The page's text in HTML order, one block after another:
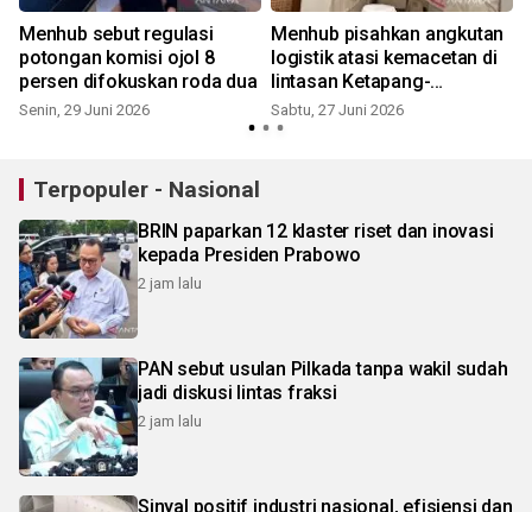
Menhub sebut regulasi
potongan komisi ojol 8
persen difokuskan roda dua
Senin, 29 Juni 2026
Menhub pisahkan angkutan
logistik atasi kemacetan di
lintasan Ketapang-
Gilimanuk
Sabtu, 27 Juni 2026
Terpopuler - Nasional
BRIN paparkan 12 klaster riset dan inovasi
kepada Presiden Prabowo
2 jam lalu
PAN sebut usulan Pilkada tanpa wakil sudah
jadi diskusi lintas fraksi
2 jam lalu
Sinyal positif industri nasional, efisiensi dan